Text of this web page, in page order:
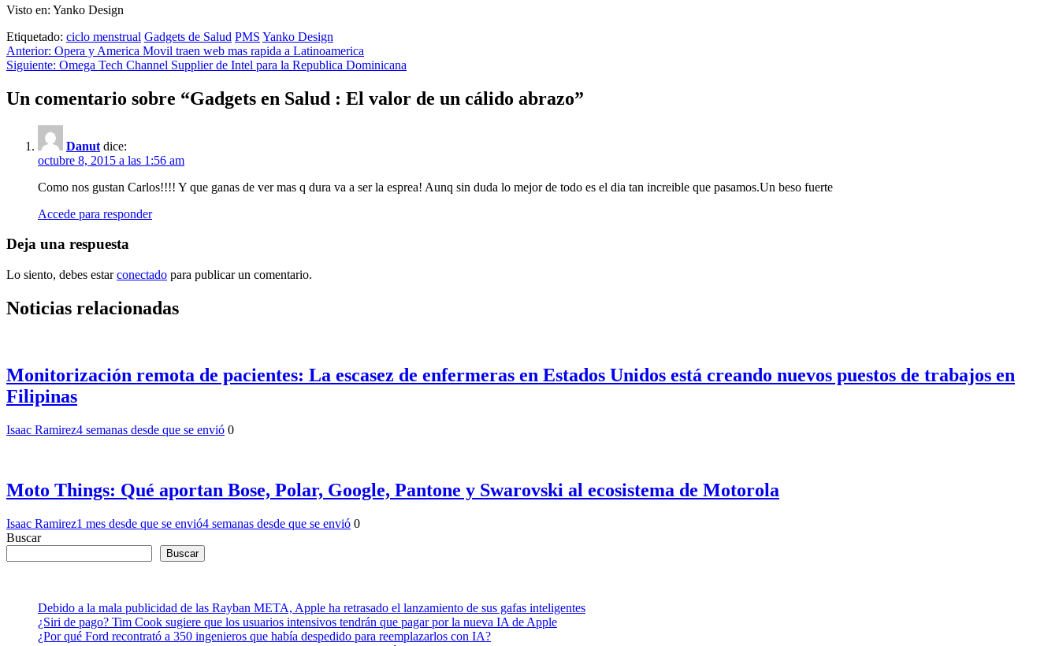
Visto en: Yanko Design
Etiquetado: ciclo menstrual Gadgets de Salud PMS Yanko Design
Navegación
de
entradas
Anterior: Opera y America Movil traen web mas rapida a Latinoamerica
Siguiente: Omega Tech Channel Supplier de Intel para la Republica Dominicana
Un comentario sobre “Gadgets en Salud : El valor de un cálido abrazo”
Danut dice:
octubre 8, 2015 a las 1:56 am
Como nos gustan Carlos!!!! Y que ganas de ver mas q dura va a ser la esprea! Aunq sin duda lo mejor de todo es el dia tan increible que pasamos.Un beso fuerte
Accede para responder
Deja una respuesta
Lo siento, debes estarconectado para publicar un comentario.
Noticias relacionadas
Monitorización remota de pacientes: La escasez de enfermeras en Estados Unidos está creando nuevos puestos de trabajos en
Filipinas
Isaac Ramirez4 semanas desde que se envió 0
Moto Things: Qué aportan Bose, Polar, Google, Pantone y Swarovski al ecosistema de Motorola
Isaac Ramirez1 mes desde que se envió4 semanas desde que se envió 0
Buscar
Buscar
Debido a la mala publicidad de las Rayban META, Apple ha retrasado el lanzamiento de sus gafas inteligentes
¿Siri de pago? Tim Cook sugiere que los usuarios intensivos tendrán que pagar por la nueva IA de Apple
¿Por qué Ford recontrató a 350 ingenieros que había despedido para reemplazarlos con IA?